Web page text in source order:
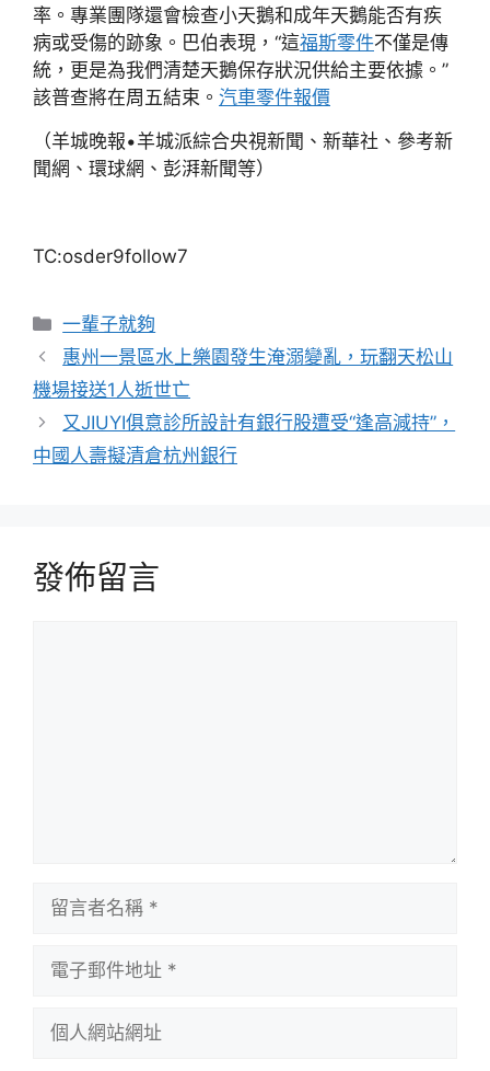
率。專業團隊還會檢查小天鵝和成年天鵝能否有疾
病或受傷的跡象。巴伯表現，“這福斯零件不僅是傳
統，更是為我們清楚天鵝保存狀況供給主要依據。”
該普查將在周五結束。 汽車零件報價
（羊城晚報•羊城派綜合央視新聞、新華社、參考新
聞網、環球網、彭湃新聞等）
TC:osder9follow7
分
類
一輩子就夠
惠州一景區水上樂園發生淹溺變亂，玩翻天松山
機場接送1人逝世亡
又JIUYI俱意診所設計有銀行股遭受“逢高減持”，
中國人壽擬清倉杭州銀行
發佈留言